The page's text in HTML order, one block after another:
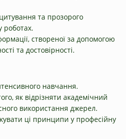
та прозорого
роботах.
створеної за допомогою
та достовірності.
навчання.
як відрізняти академічний
використання джерел.
ці принципи у професійну